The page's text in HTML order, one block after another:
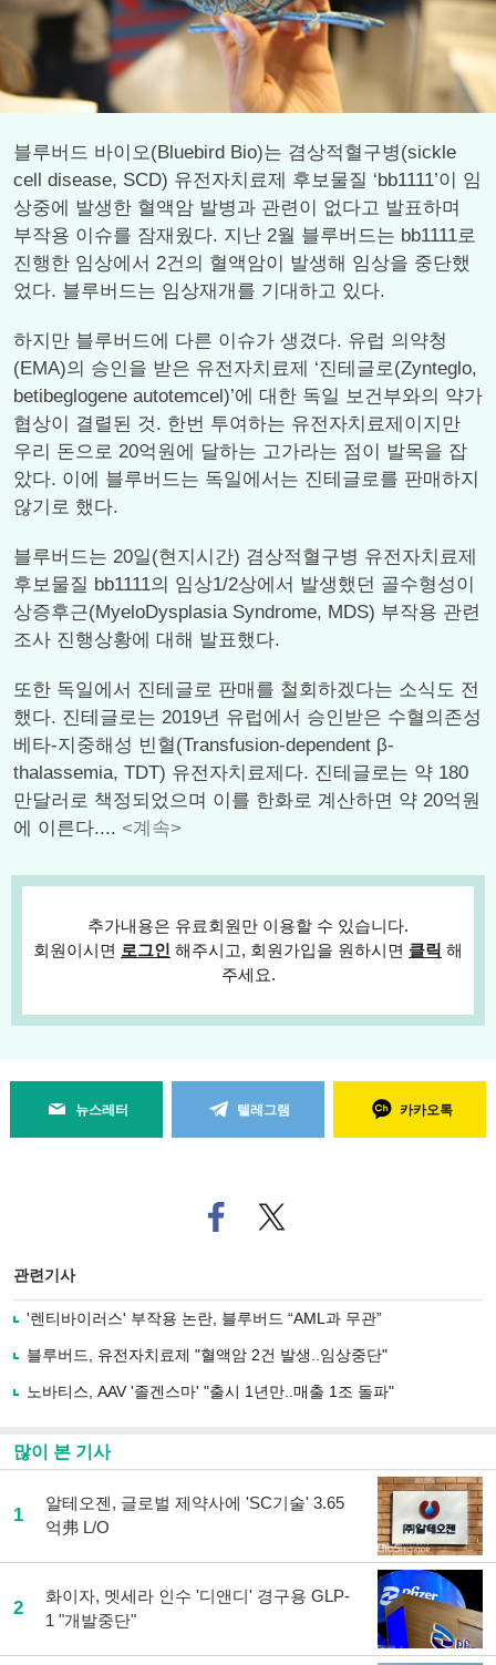
블루버드 바이오(Bluebird Bio)는 겸상적혈구병(sickle
cell disease, SCD) 유전자치료제 후보물질 ‘bb1111’이 임
상중에 발생한 혈액암 발병과 관련이 없다고 발표하며
부작용 이슈를 잠재웠다. 지난 2월 블루버드는 bb1111로
진행한 임상에서 2건의 혈액암이 발생해 임상을 중단했
었다. 블루버드는 임상재개를 기대하고 있다.
하지만 블루버드에 다른 이슈가 생겼다. 유럽 의약청
(EMA)의 승인을 받은 유전자치료제 ‘진테글로(Zynteglo,
betibeglogene autotemcel)’에 대한 독일 보건부와의 약가
협상이 결렬된 것. 한번 투여하는 유전자치료제이지만
우리 돈으로 20억원에 달하는 고가라는 점이 발목을 잡
았다. 이에 블루버드는 독일에서는 진테글로를 판매하지
않기로 했다.
블루버드는 20일(현지시간) 겸상적혈구병 유전자치료제
후보물질 bb1111의 임상1/2상에서 발생했던 골수형성이
상증후근(MyeloDysplasia Syndrome, MDS) 부작용 관련
조사 진행상황에 대해 발표했다.
또한 독일에서 진테글로 판매를 철회하겠다는 소식도 전
했다. 진테글로는 2019년 유럽에서 승인받은 수혈의존성
베타-지중해성 빈혈(Transfusion-dependent β-
thalassemia, TDT) 유전자치료제다. 진테글로는 약 180
만달러로 책정되었으며 이를 한화로 계산하면 약 20억원
에 이른다.... <계속>
추가내용은 유료회원만 이용할 수 있습니다.
회원이시면 로그인 해주시고, 회원가입을 원하시면 클릭 해
주세요.
뉴스레터 텔레그램 카카오톡
페
이
로
기
사
유
트위
터로
관련기사
'렌티바이러스' 부작용 논란, 블루버드 “AML과 무관”
블루버드, 유전자치료제 "혈액암 2건 발생..임상중단"
노바티스, AAV '졸겐스마' "출시 1년만..매출 1조 돌파"
많이 본 기사
1
알테오젠, 글로벌 제약사에 'SC기술' 3.65
억弗 L/O
2
화이자, 멧세라 인수 '디앤디' 경구용 GLP-
1 "개발중단"